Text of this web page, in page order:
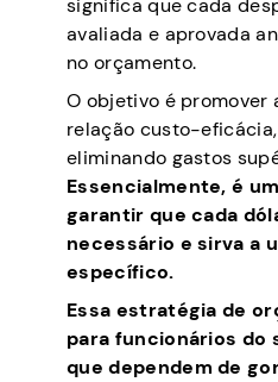
significa que cada
avaliada e aprovada
no orçamento.
O objetivo é promover
relação custo-
eliminando gastos
Essencialmente, é
garantir que cada
necessário e sirva a
específico.
Essa estratégia de
para funcionários do
que dependem de